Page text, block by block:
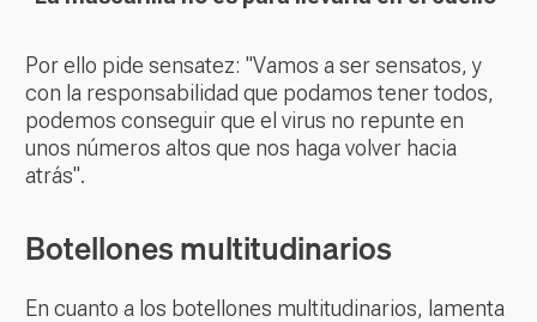
Por ello pide sensatez: "Vamos a ser sensatos, y
con la responsabilidad que podamos tener todos,
podemos conseguir que el virus no repunte en
unos números altos que nos haga volver hacia
atrás".
Botellones multitudinarios
En cuanto a los botellones multitudinarios, lamenta